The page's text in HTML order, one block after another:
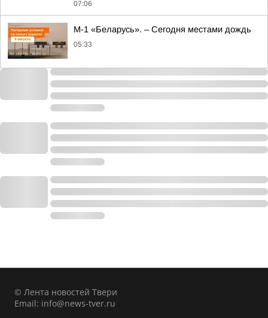
07:06
М-1 «Беларусь». – Сегодня местами дождь
05:33
© Лента новостей Твери
Email: info@news-tver.ru